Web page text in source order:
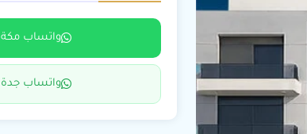
واتساب مكة
واتساب جدة